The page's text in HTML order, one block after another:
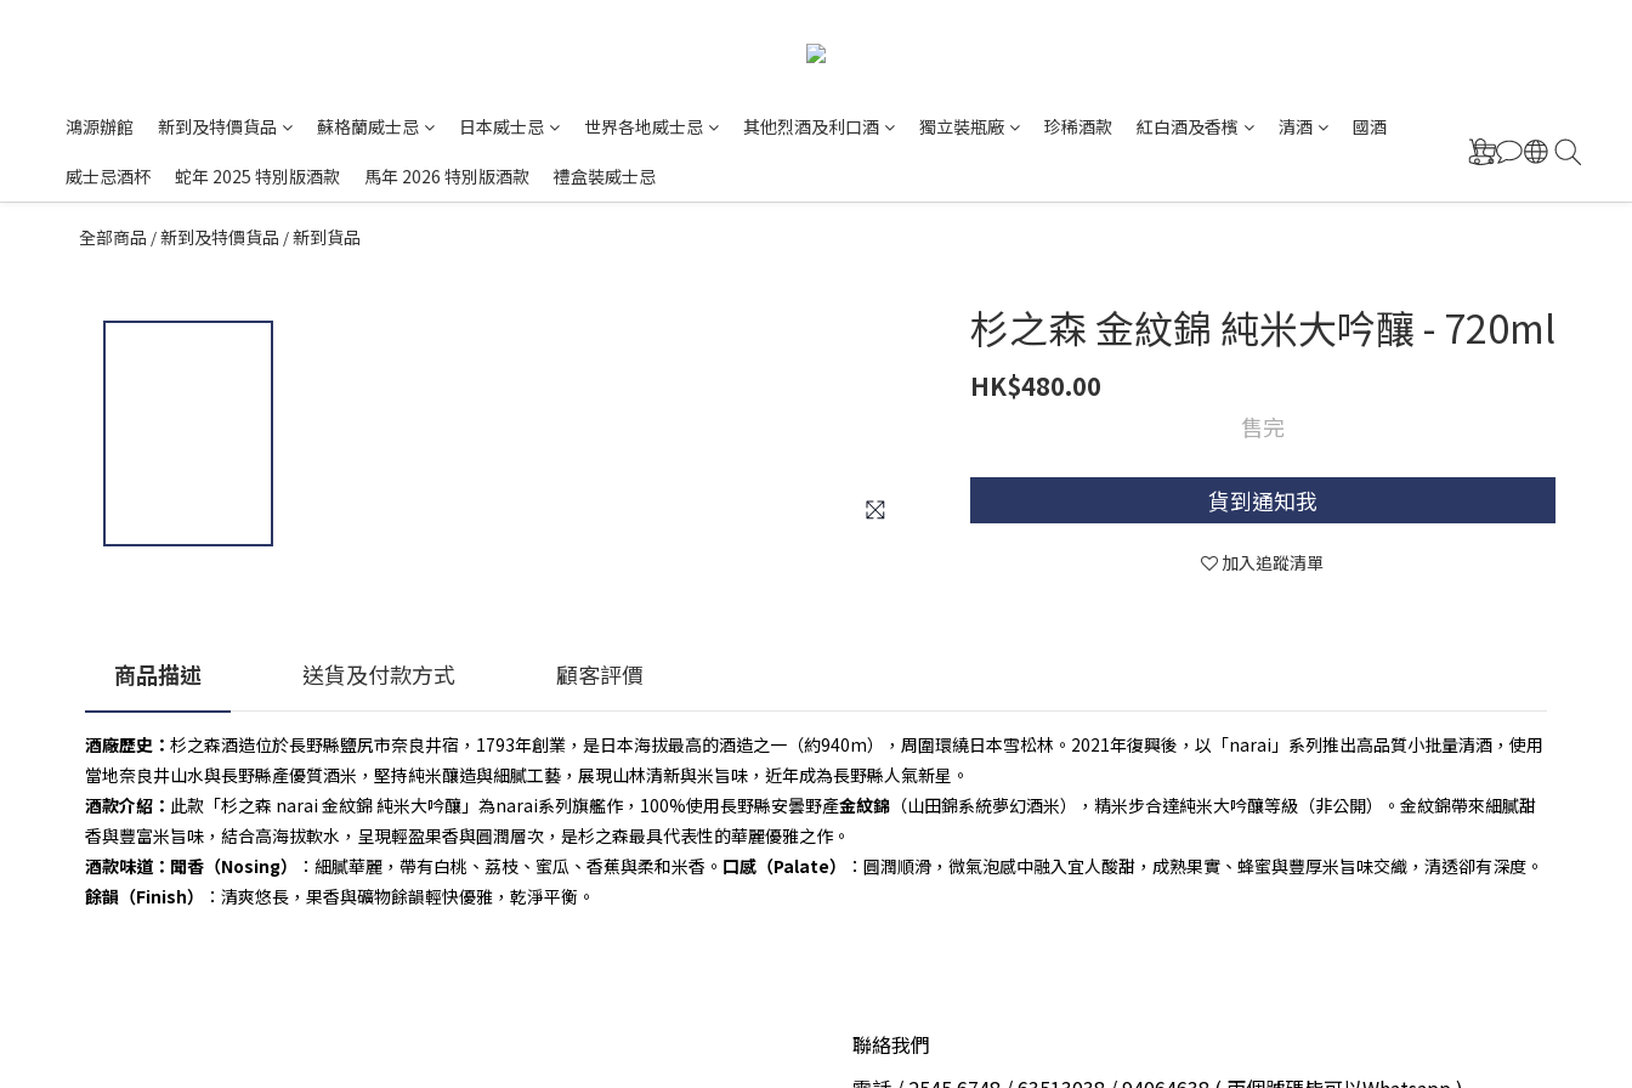
鴻源辦館 新到及特價貨品 蘇格蘭威士忌 日本威士忌 世界各地威士忌 其他烈酒及利口酒 獨立裝瓶廠 珍稀酒款 紅白酒及香檳 清酒 國酒
威士忌酒杯 蛇年 2025 特別版酒款 馬年 2026 特別版酒款 禮盒裝威士忌
全部商品 /新到及特價貨品 /新到貨品
杉之森 金紋錦 純米大吟釀 - 720ml
HK$480.00
售完
貨到通知我
加入追蹤清單
商品描述 送貨及付款方式 顧客評價
酒廠歷史： 杉之森酒造位於長野縣鹽尻市奈良井宿，1793年創業，是日本海拔最高的酒造之一（約940m），周圍環繞日本雪松林。2021年復興後，以「narai」系列推出高品質小批量清酒，使用
當地奈良井山水與長野縣產優質酒米，堅持純米釀造與細膩工藝，展現山林清新與米旨味，近年成為長野縣人氣新星。
酒款介紹： 此款「杉之森 narai 金紋錦 純米大吟釀」為narai系列旗艦作，100%使用長野縣安曇野產金紋錦 （山田錦系統夢幻酒米），精米步合達純米大吟釀等級（非公開）。金紋錦帶來細膩甜
香與豐富米旨味，結合高海拔軟水，呈現輕盈果香與圓潤層次，是杉之森最具代表性的華麗優雅之作。
酒款味道： 聞香（Nosing） ：細膩華麗，帶有白桃、荔枝、蜜瓜、香蕉與柔和米香。 口感（Palate）
：圓潤順滑，微氣泡感中融入宜人酸甜，成熟果實、蜂蜜與豐厚米旨味交織，清透卻有深度。
餘韻（Finish）
：清爽悠長，果香與礦物餘韻輕快優雅，乾淨平衡。
聯絡我們